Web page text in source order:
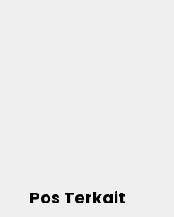
Pos Terkait